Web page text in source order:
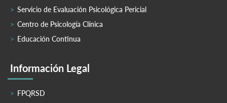
Servicio de Evaluación Psicológica Pericial
Centro de Psicología Clínica
Educación Continua
Información Legal
FPQRSD